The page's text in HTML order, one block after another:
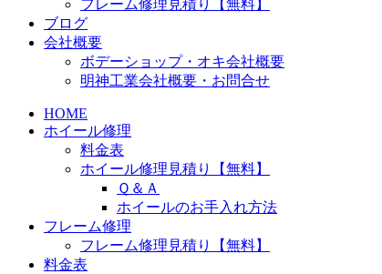
フレーム修理見積り【無料】
ブログ
会社概要
ボデーショップ・オキ会社概要
明神工業会社概要・お問合せ
HOME
ホイール修理
料金表
ホイール修理見積り【無料】
Ｑ＆Ａ
ホイールのお手入れ方法
フレーム修理
フレーム修理見積り【無料】
料金表